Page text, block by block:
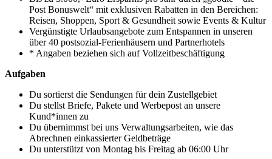
Post Bonuswelt“ mit exklusiven Rabatten in den Bereichen:
Reisen, Shoppen, Sport & Gesundheit sowie Events & Kultur
Vergünstigte Urlaubsangebote zum Entspannen in unseren
über 40 postsozial-Ferienhäusern und Partnerhotels
* Angaben beziehen sich auf Vollzeitbeschäftigung
Aufgaben
Du sortierst die Sendungen für dein Zustellgebiet
Du stellst Briefe, Pakete und Werbepost an unsere
Kund*innen zu
Du übernimmst bei uns Verwaltungsarbeiten, wie das
Abrechnen einkassierter Geldbeträge
Du unterstützt von Montag bis Freitag ab 06:00 Uhr